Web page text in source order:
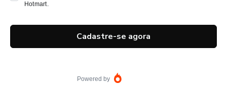
Hotmart.
Cadastre-se agora
Powered by